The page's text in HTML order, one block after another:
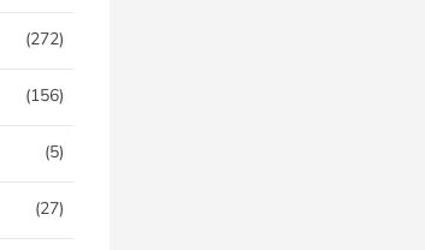
(272)
(156)
(5)
(27)